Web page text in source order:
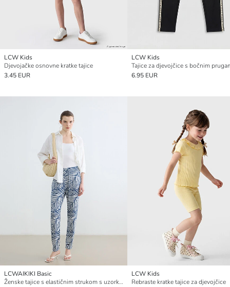
LCW Kids
Djevojačke osnovne kratke tajice
3.45 EUR
LCW Kids
Tajice za djevojčice s bočnim
6.95 EUR
LCWAIKIKI Basic
Ženske tajice s elastičnim strukom s uzorkom
LCW Kids
Rebraste kratke tajice za djevojčice